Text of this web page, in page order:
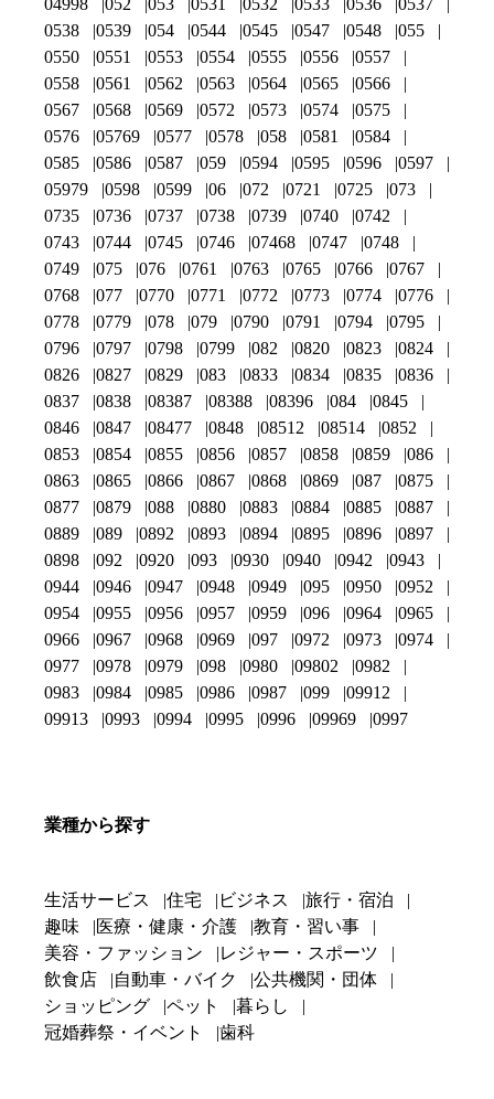
04998 052 053 0531 0532 0533 0536
0537
0538
0539 054 0544 0545 0547 0548
055
0550
0551 0553 0554 0555 0556
0557
0558
0561 0562 0563 0564 0565
0566
0567
0568 0569 0572 0573 0574
0575
0576
05769 0577 0578 058 0581
0584
0585
0586 0587 059 0594 0595 0596
0597
05979
0598 0599 06 072 0721 0725
073
0735
0736 0737 0738 0739 0740
0742
0743
0744 0745 0746 07468 0747
0748
0749
075 076 0761 0763 0765 0766
0767
0768
077 0770 0771 0772 0773 0774
0776
0778
0779 078 079 0790 0791 0794
0795
0796
0797 0798 0799 082 0820 0823
0824
0826
0827 0829 083 0833 0834 0835
0836
0837
0838 08387 08388 08396 084
0845
0846
0847 08477 0848 08512 08514
0852
0853
0854 0855 0856 0857 0858 0859
086
0863
0865 0866 0867 0868 0869 087
0875
0877
0879 088 0880 0883 0884 0885
0887
0889
089 0892 0893 0894 0895 0896
0897
0898
092 0920 093 0930 0940 0942
0943
0944
0946 0947 0948 0949 095 0950
0952
0954
0955 0956 0957 0959 096 0964
0965
0966
0967 0968 0969 097 0972 0973
0974
0977
0978 0979 098 0980 09802
0982
0983
0984 0985 0986 0987 099
09912
09913
0993 0994 0995 0996 09969 0997
業種から探す
生活サービス 住宅 ビジネス
旅行・宿泊
趣味
医療・健康・介護
教育・習い事
美容・ファッション
レジャー・スポーツ
飲食店
自動車・バイク
公共機関・団体
ショッピング
ペット
暮らし
冠婚葬祭・イベント
歯科